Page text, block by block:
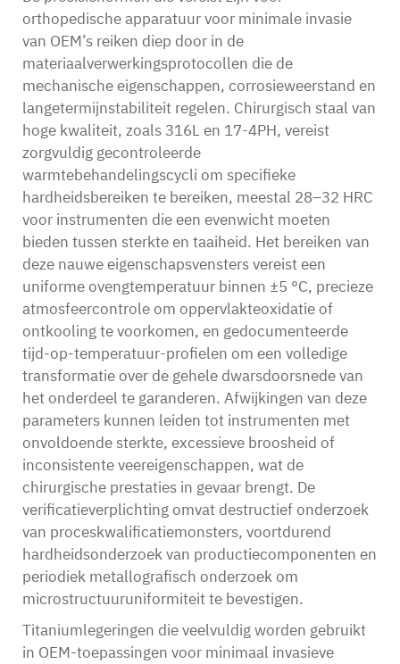
orthopedische apparatuur voor minimale invasie
van OEM’s reiken diep door in de
materiaalverwerkingsprotocollen die de
mechanische eigenschappen, corrosieweerstand en
langetermijnstabiliteit regelen. Chirurgisch staal van
hoge kwaliteit, zoals 316L en 17-4PH, vereist
zorgvuldig gecontroleerde
warmtebehandelingscycli om specifieke
hardheidsbereiken te bereiken, meestal 28–32 HRC
voor instrumenten die een evenwicht moeten
bieden tussen sterkte en taaiheid. Het bereiken van
deze nauwe eigenschapsvensters vereist een
uniforme ovengtemperatuur binnen ±5 °C, precieze
atmosfeercontrole om oppervlakteoxidatie of
ontkooling te voorkomen, en gedocumenteerde
tijd-op-temperatuur-profielen om een volledige
transformatie over de gehele dwarsdoorsnede van
het onderdeel te garanderen. Afwijkingen van deze
parameters kunnen leiden tot instrumenten met
onvoldoende sterkte, excessieve broosheid of
inconsistente veereigenschappen, wat de
chirurgische prestaties in gevaar brengt. De
verificatieverplichting omvat destructief onderzoek
van proceskwalificatiemonsters, voortdurend
hardheidsonderzoek van productiecomponenten en
periodiek metallografisch onderzoek om
microstructuuruniformiteit te bevestigen.
Titaniumlegeringen die veelvuldig worden gebruikt
in OEM-toepassingen voor minimaal invasieve